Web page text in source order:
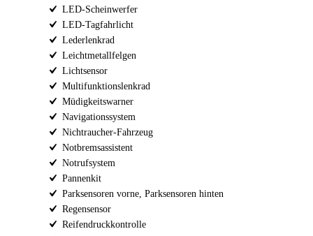
LED-Scheinwerfer
LED-Tagfahrlicht
Lederlenkrad
Leichtmetallfelgen
Lichtsensor
Multifunktionslenkrad
Müdigkeitswarner
Navigationssystem
Nichtraucher-Fahrzeug
Notbremsassistent
Notrufsystem
Pannenkit
Parksensoren vorne, Parksensoren hinten
Regensensor
Reifendruckkontrolle